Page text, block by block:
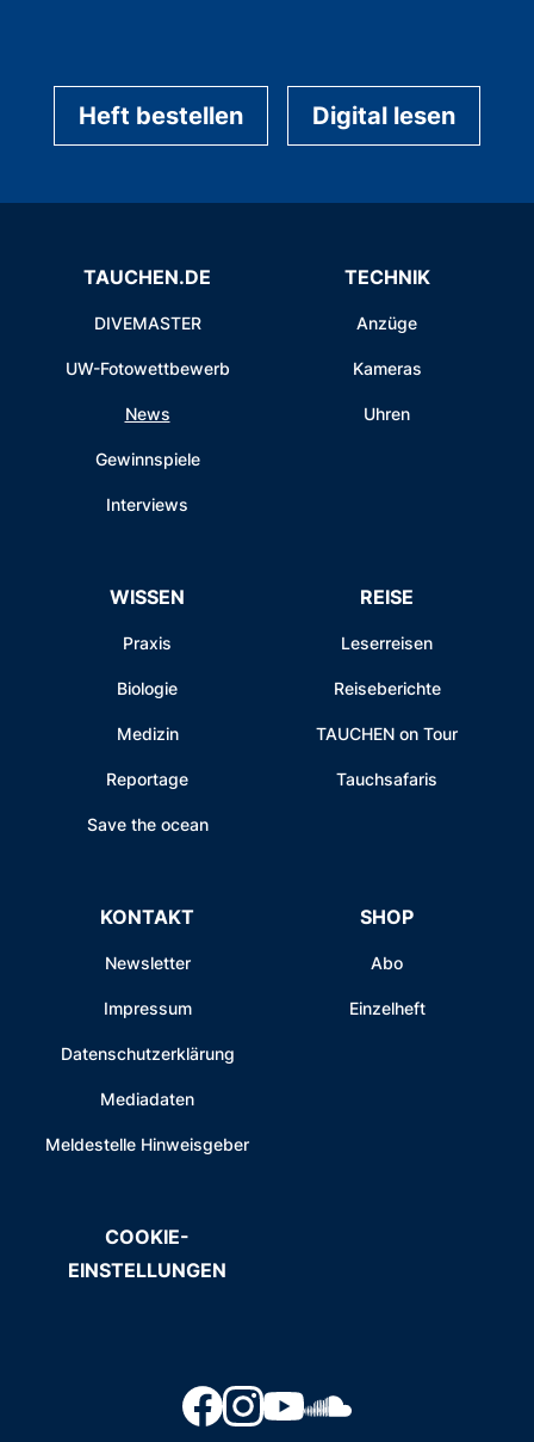
Heft bestellen Digital lesen
TAUCHEN.DE
DIVEMASTER
UW-Fotowettbewerb
News
Gewinnspiele
Interviews
TECHNIK
Anzüge
Kameras
Uhren
WISSEN
Praxis
Biologie
Medizin
Reportage
Save the ocean
REISE
Leserreisen
Reiseberichte
TAUCHEN on Tour
Tauchsafaris
KONTAKT
Newsletter
Impressum
Datenschutzerklärung
Mediadaten
Meldestelle Hinweisgeber
SHOP
Abo
Einzelheft
COOKIE-
EINSTELLUNGEN